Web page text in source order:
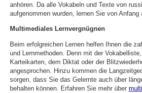
anhören. Da alle Vokabeln und Texte von
aufgenommen wurden, lernen Sie von Anfang
Multimediales Lernvergnügnen
Beim erfolgreichen Lernen helfen Ihnen die
und Lernmethoden. Denn mit der
Karteikarten, dem Diktat oder der
angesprochen. Hinzu kommen die
sorgen, dass Sie das Gelernte auch über
behalten können. Erfahren Sie mehr über